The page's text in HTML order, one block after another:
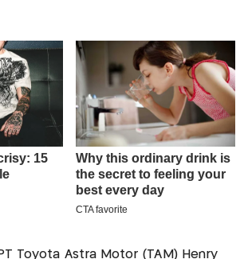
Toyota Astra Motor (TAM) Henry